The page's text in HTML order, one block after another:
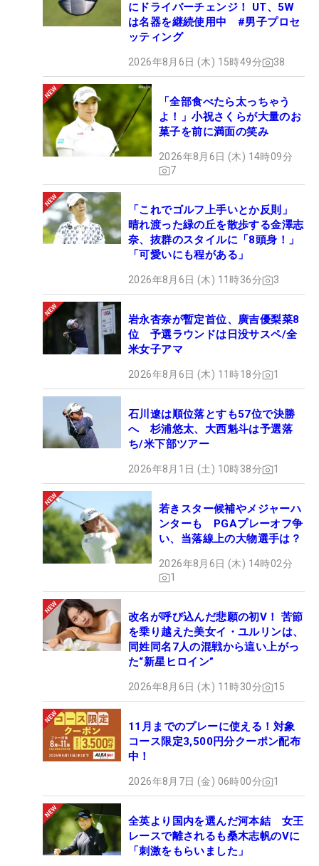
にドライバーチェンジ！ UT、5W
は名器を継続使用中 #男子プロセ
ッティング
2026年8月6日 (木) 15時49分 38
「全部食べたら太っちゃう
よ！」小祝さくらが大量のお
菓子を前に満面の笑み
2026年8月6日 (木) 14時09分
7
「これでゴルフ上手いとか反則」
晴れ渡った緑の丘を散歩する金澤志
奈、抜群のスタイルに「8頭身！」
「可愛いにも程がある」
2026年8月6日 (木) 11時36分 3
岩永杏奈が暫定首位、廣吉優梨菜8
位 予選ラウンドは日没サスペ/全
米女子アマ
2026年8月6日 (木) 11時18分 1
石川遼は順位落とすも57位で決勝
へ 杉浦悠太、大西魁斗は予選落
ち/米下部ツアー
2026年8月1日 (土) 10時38分 1
若きスター候補やメジャーハ
ンターも PGAプレーオフ争
い、当落線上の大物選手は？
2026年8月6日 (木) 14時02分
1
改名が呼び込んだ悲願の初V！ 苦節
を乗り越えた美女イ・ユルリンは、
同姓同名7人の混戦から這い上がっ
た“新星ヒロイン”
2026年8月6日 (木) 11時30分 15
11月までのプレーに使える！対象
コース限定3,500円分クーポン配布
中！
2026年8月7日 (金) 06時00分 1
全英より国内を選んだ河本結 女王
レースで離されるも桑木志帆のVに
「刺激をもらいました」